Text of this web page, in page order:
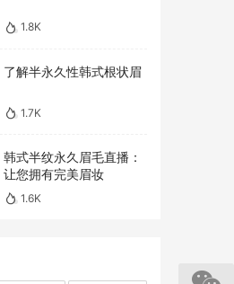
1.8K
了解半永久性韩式根状眉
1.7K
韩式半纹永久眉毛直播：
让您拥有完美眉妆
1.6K